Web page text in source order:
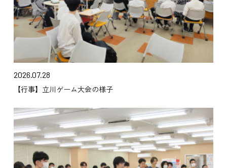
2026.07.28
【行事】立川ゲーム大会の様子